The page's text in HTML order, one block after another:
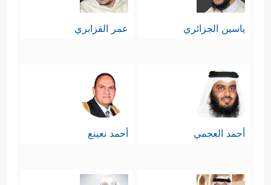
ياسين الجزائري عمر القزابري
أحمد العجمي أحمد نعينع